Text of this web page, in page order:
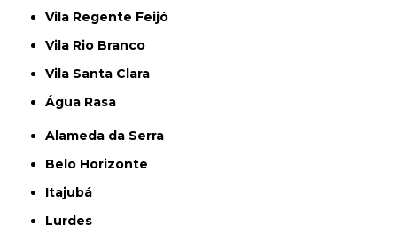
Vila Regente Feijó
Vila Rio Branco
Vila Santa Clara
Água Rasa
Alameda da Serra
Belo Horizonte
Itajubá
Lurdes